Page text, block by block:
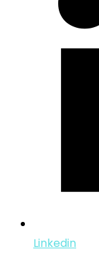
Linkedin